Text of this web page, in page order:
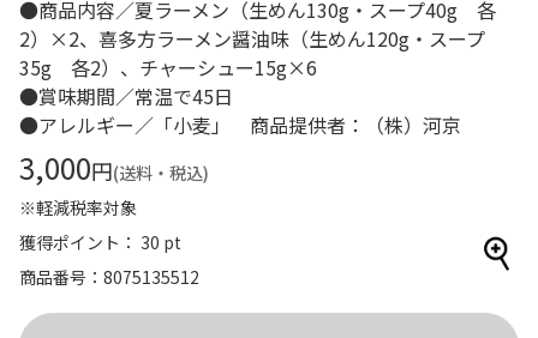
●商品内容／夏ラーメン（生めん130g・スープ40g 各
2）×2、喜多方ラーメン醤油味（生めん120g・スープ
35g 各2）、チャーシュー15g×6
●賞味期間／常温で45日
●アレルギー／「小麦」 商品提供者：（株）河京
3,000円(送料・税込)
※軽減税率対象
獲得ポイント： 30 pt
商品番号
8075135512